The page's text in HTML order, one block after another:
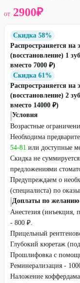
от 2900₽
Скидка 58%
Распространяется на
(восстановление) 1
вместо 7000 ₽)
Скидка 61%
Распространяется на
(восстановление) 2
вместо 14000 ₽)
Условия
Возрастные
Необходима
54-81 или доступные
Скидка не
предложениями
Предупреждаем о
(специалиста) по
Доплаты по желанию
Анестезия (инъекция,
- 800 ₽.
Прицельный
Глубокий кюретаж
Прошлифовка с
Реминерализация -
Наложение